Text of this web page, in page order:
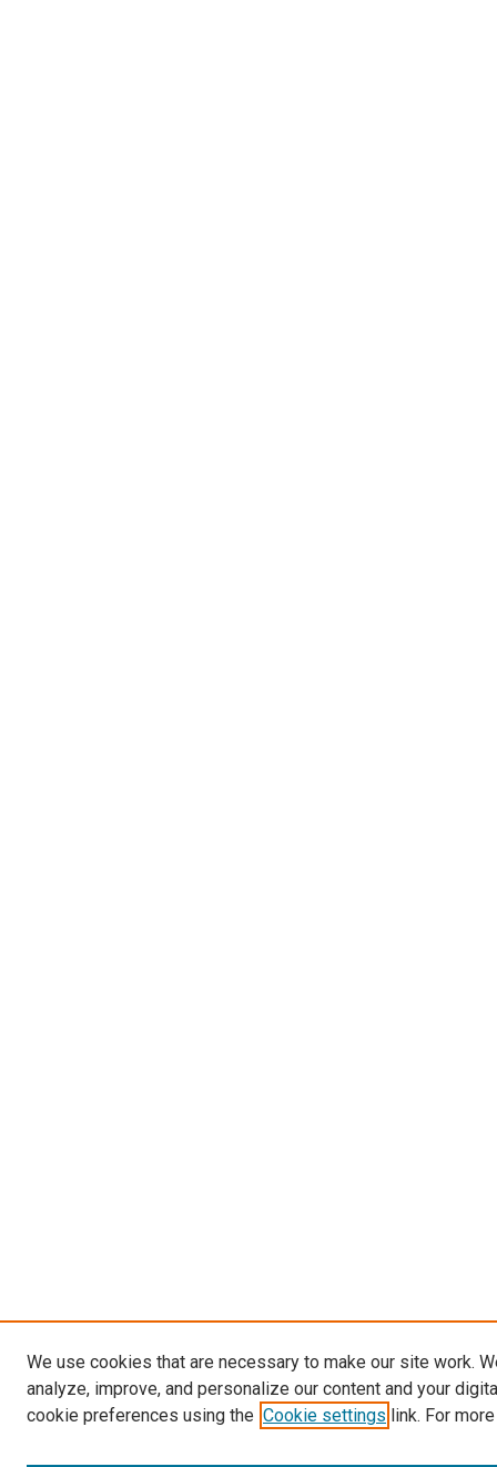
We use cookies that are necessary to make our site work.
analyze, improve, and personalize our content and your
cookie preferences using the Cookie settings link. For